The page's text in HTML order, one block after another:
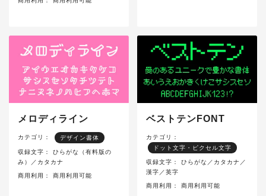
メロディライン
カテゴリ： デザイン書体
収録文字：
ひらがな（有料版の
み）／カタカナ
商用利用： 商用利用可能
ベストテンFONT
カテゴリ：
ドット文字・ピクセル文字
収録文字：
ひらがな／カタカナ／
漢字／英字
商用利用： 商用利用可能